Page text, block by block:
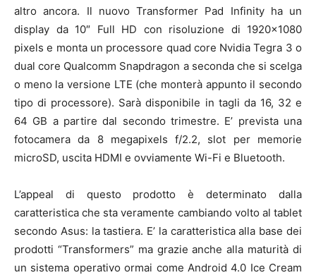
altro ancora. Il nuovo Transformer Pad Infinity ha un
display da 10″ Full HD con risoluzione di 1920×1080
pixels e monta un processore quad core Nvidia Tegra 3 o
dual core Qualcomm Snapdragon a seconda che si scelga
o meno la versione LTE (che monterà appunto il secondo
tipo di processore). Sarà disponibile in tagli da 16, 32 e
64 GB a partire dal secondo trimestre. E’ prevista una
fotocamera da 8 megapixels f/2.2, slot per memorie
microSD, uscita HDMI e ovviamente Wi-Fi e Bluetooth.
L’appeal di questo prodotto è determinato dalla
caratteristica che sta veramente cambiando volto al tablet
secondo Asus: la tastiera. E’ la caratteristica alla base dei
prodotti “Transformers” ma grazie anche alla maturità di
un sistema operativo ormai come Android 4.0 Ice Cream